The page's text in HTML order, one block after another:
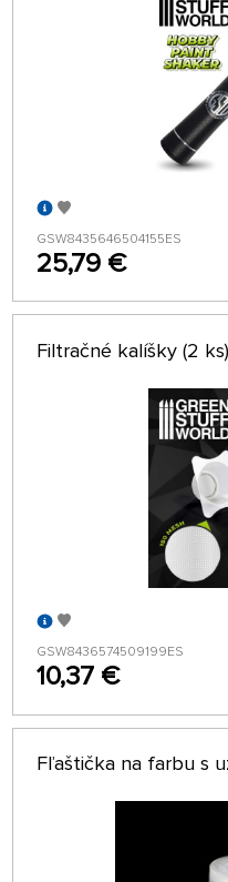
GSW8435646504155ES
25,79 €
Filtračné kalíšky (2 ks)
GSW8436574509199ES
10,37 €
Fľaštička na farbu s